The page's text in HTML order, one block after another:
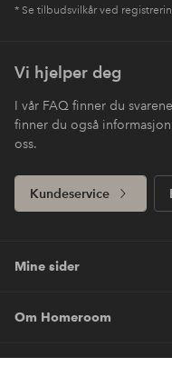
* Se tilbudsvilkår ved
Vi hjelper deg
I vår FAQ finner du
finner du også
oss.
Kundeservice
Mine sider
Om Homeroom